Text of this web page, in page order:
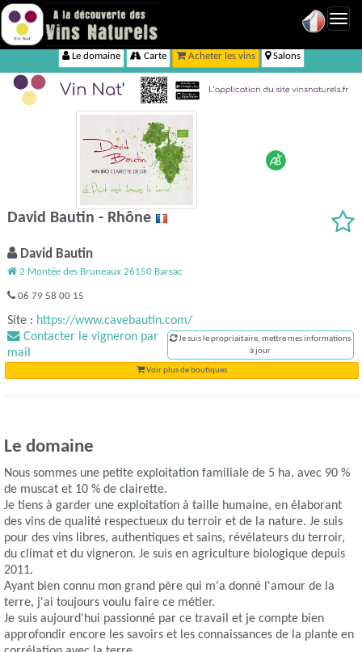
Le domaine Carte Acheter les vins Salons
David Bautin - Rhône
David Bautin
2 Montée des Bruneaux 26150 Barsac
06 79 58 00 15
Site : https://www.cavebautin.com/
Contacter le vigneron par
mail
Je suis le propriaitaire, mettre mes informations
à jour
Voir plus de boutiques
Le domaine
Nous sommes une petite exploitation familiale de 5 ha, avec 90 %
de muscat et 10 % de clairette.
Je tiens à garder une exploitation à taille humaine, en élaborant
des vins de qualité respectueux du terroir et de la nature. Je suis
pour des vins libres, authentiques et sains, révélateurs du terroir,
du climat et du vigneron. Je suis en agriculture biologique depuis
2011.
Ayant bien connu mon grand père qui m'a donné l'amour de la
terre, j'ai toujours voulu faire ce métier.
Je suis aujourd'hui passionné par ce travail et je compte bien
approfondir encore les savoirs et les connaissances de la plante en